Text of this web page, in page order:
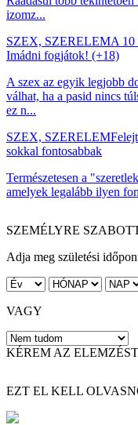
izomz...
SZEX, SZERELEMA 10
Imádni fogjátok! (+18)
A szex az egyik legjobb
válhat, ha a pasid nincs
ez n...
SZEX, SZERELEM
sokkal fontosabbak
Természetesen a
amelyek legalább ilyen
SZEMÉLYRE
Adja meg születési
VAGY
KÉREM AZ ELEMZÉST
EZT EL KELL